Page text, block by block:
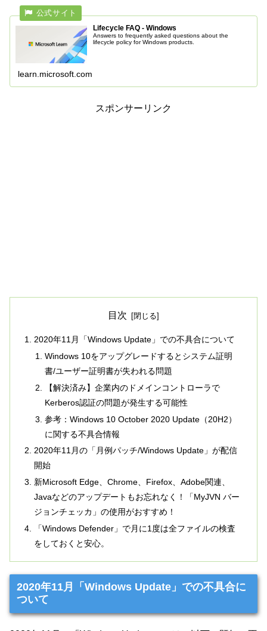
Lifecycle FAQ - Windows
Answers to frequently asked questions about the
lifecycle policy for Windows products.
learn.microsoft.com
スポンサーリンク
目次
2020年11月「Windows Update」での不具合について
Windows 10をアップグレードするとシステム証明
書/ユーザー証明書が失われる問題
【解決済み】企業内のドメインコントローラで
Kerberos認証の問題が発生する可能性
参考：Windows 10 October 2020 Update（20H2）
に関する不具合情報
2020年11月の「月例パッチ/Windows Update」が配信
開始
新Microsoft Edge、Chrome、Firefox、Adobe関連、
Javaなどのアップデートもお忘れなく！「MyJVN バー
ジョンチェッカ」の使用がおすすめ！
「Windows Defender」で月に1度は全ファイルの検査
をしておくと安心。
2020年11月「Windows Update」での不具合に
ついて